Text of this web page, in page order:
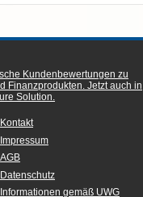
Kundenbewertungen zu
Finanzprodukten. Jetzt auch in
Solution.
Kontakt
Impressum
AGB
Datenschutz
Informationen gemäß UWG